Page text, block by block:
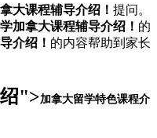
大课程辅导介绍！ 提问。
加拿大课程辅导介绍！ 的
介绍！ 的内容帮助到家长
">加拿大留学特色课程介